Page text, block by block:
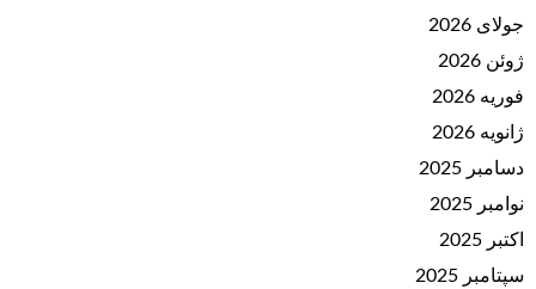
جولای 2026
ژوئن 2026
فوریه 2026
ژانویه 2026
دسامبر 2025
نوامبر 2025
اکتبر 2025
سپتامبر 2025